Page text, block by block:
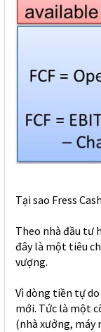
Tại sao Fress
Theo nhà đầu tư
đâylà một tiêu
vượng.
Vì dòng tiền tự
mới. Tức là một
(nhà xưởng, máy